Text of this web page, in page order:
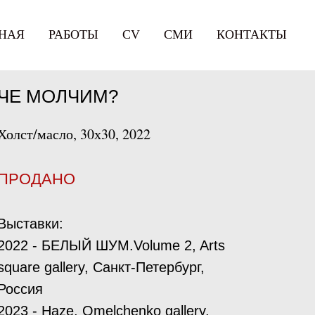
РАБОТЫ СV СМИ КОНТАКТЫ
МОЛЧИМ?
масло, 30х30, 2022
- БЕЛЫЙ ШУМ.Volume 2, Arts
gallery, Санкт-Петербург,
- Haze, Omelchenko gallery,